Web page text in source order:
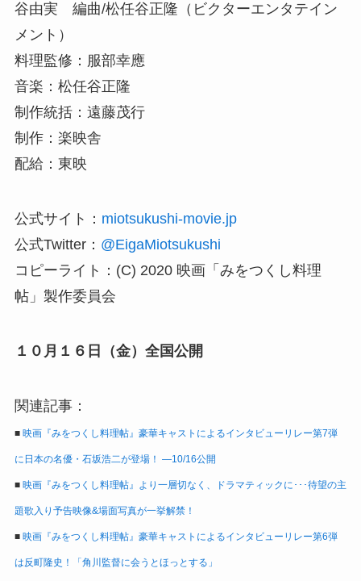
⾕由実 編曲/松任⾕正隆（ビクターエンタテイン
メント）
料理監修：服部幸應
音楽：松任谷正隆
制作統括：遠藤茂行
制作：楽映舎
配給：東映
公式サイト： miotsukushi-movie.jp
公式Twitter： @EigaMiotsukushi
コピーライト：(C) 2020 映画「みをつくし料理
帖」製作委員会
１０月１６日（金）全国公開
関連記事：
■ 映画『みをつくし料理帖』豪華キャストによるインタビューリレー第7弾
に日本の名優・石坂浩二が登場！ ―10/16公開
■ 映画『みをつくし料理帖』より一層切なく、ドラマティックに･･･待望の主
題歌入り予告映像&場面写真が一挙解禁！
■ 映画『みをつくし料理帖』豪華キャストによるインタビューリレー第6弾
は反町隆史！「角川監督に会うとほっとする」